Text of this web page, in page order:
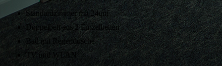
Standardzimmer mit 24qm
Doppelbett aus 2 Einzelbetten
Bad mit Regendusche
TV und WLAN